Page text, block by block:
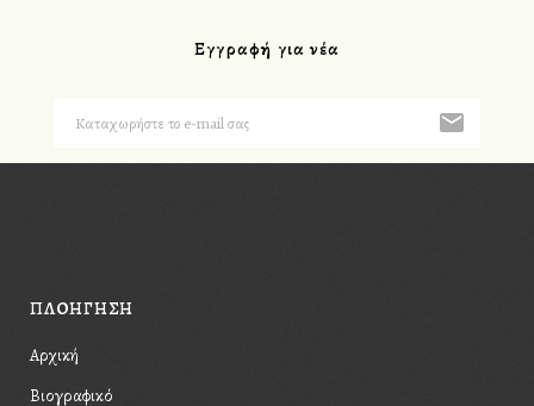
Εγγραφή για νέα
ΠΛΟΗΓΗΣΗ
Αρχική
Βιογραφικό